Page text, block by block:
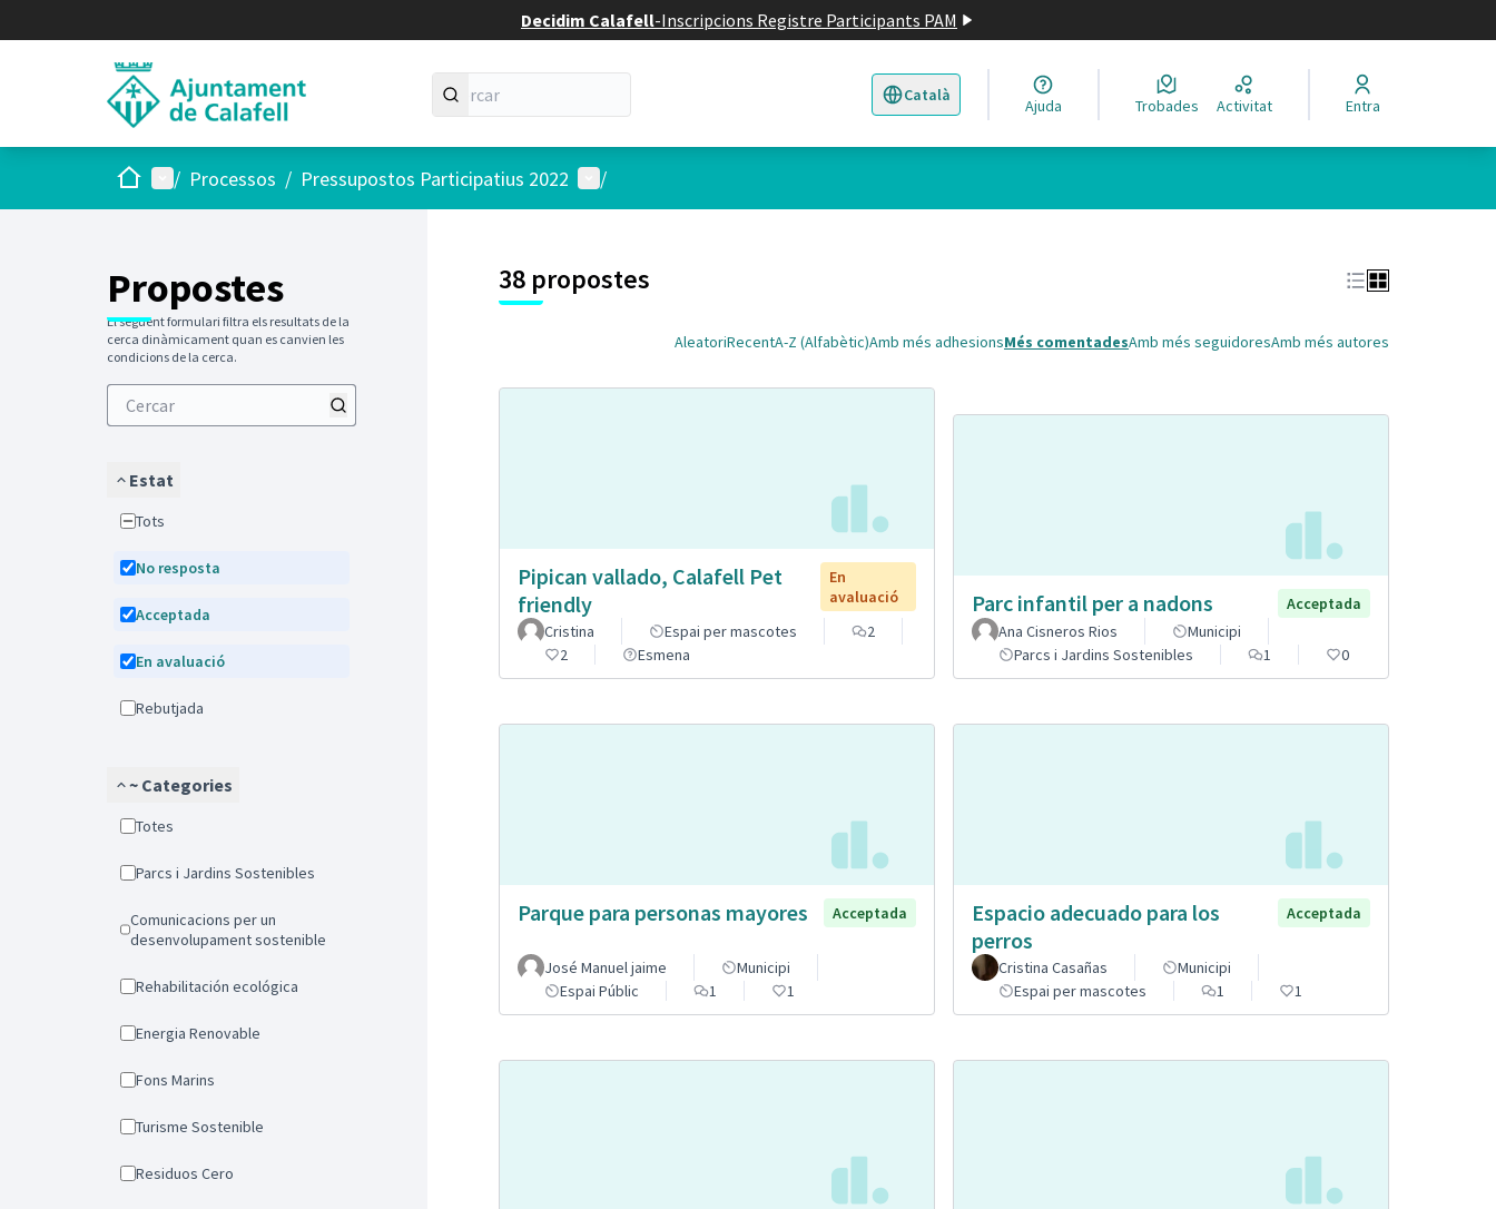
Decidim Calafell-Inscripcions Registre Participants PAM
Català
Triar la llengua Elegir el idioma
Ajuda Trobades Activitat Entra
Inici Menú principal
/ Processos / Pressupostos Participatius 2022 Menú d'usuari
/
Propostes
El següent formulari filtra els resultats de la
cerca dinàmicament quan es canvien les
condicions de la cerca.
Estat
Tots
No resposta
Acceptada
En avaluació
Rebutjada
~ Categories
Totes
Parcs i Jardins Sostenibles
Comunicacions per un
desenvolupament sostenible
Rehabilitación ecológica
Energia Renovable
Fons Marins
Turisme Sostenible
Residuos Cero
38 propostes
AleatoriRecentA-Z (Alfabètic)Amb més adhesionsMés comentadesAmb més seguidoresAmb més autores
Pipican vallado, Calafell Pet
friendly
En
avaluació
Cristina
Espai per mascotes
2
2
Esmena
Parc infantil per a nadons
Acceptada
Ana Cisneros Rios
Municipi
Parcs i Jardins Sostenibles
1 0
Parque para personas mayores Acceptada
José Manuel jaime
Municipi
Espai Públic
1 1
Espacio adecuado para los
perros
Acceptada
Cristina Casañas
Municipi
Espai per mascotes
1 1